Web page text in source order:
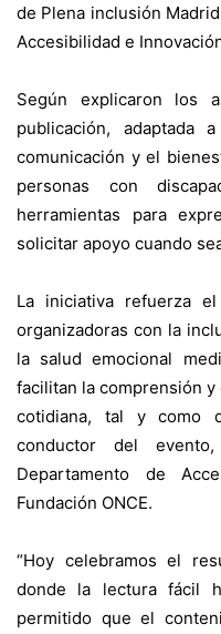
de Plena inclusión
Accesibilidad e
Según explicaron los
publicación, adaptada
comunicación y el
personas con
herramientas para
solicitar apoyo cuando
La iniciativa refuerza
organizadoras con la
la salud emocional
facilitan la comprensión
cotidiana, tal y como
conductor del evento,
Departamento de
Fundación ONCE.
“Hoy celebramos el
donde la lectura fácil
permitido que el